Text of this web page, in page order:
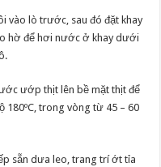
vào lò trước, sau đó đặt khay
hờ để hơi nước ở khay dưới
ướp thịt lên bề mặt thịt để
trong vòng từ 45 – 60
sẵn dưa leo, trang trí ớt tỉa